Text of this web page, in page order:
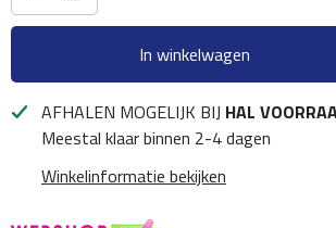
In winkelwagen
AFHALEN MOGELIJK BIJ HAL
Meestal klaar binnen 2-4 dagen
Winkelinformatie bekijken